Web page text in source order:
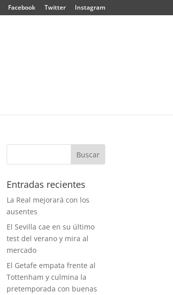
Facebook Twitter Instagram
Entradas recientes
La Real mejorará con los
ausentes
El Sevilla cae en su último
test del verano y mira al
mercado
El Getafe empata frente al
Tottenham y culmina la
pretemporada con buenas